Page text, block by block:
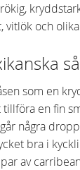
vitlök och
som en
en fin
några
bra i
av